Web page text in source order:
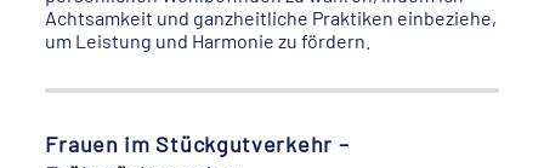
Achtsamkeit und ganzheitliche Praktiken einbeziehe,
um Leistung und Harmonie zu fördern.
Frauen im Stückgutverkehr –